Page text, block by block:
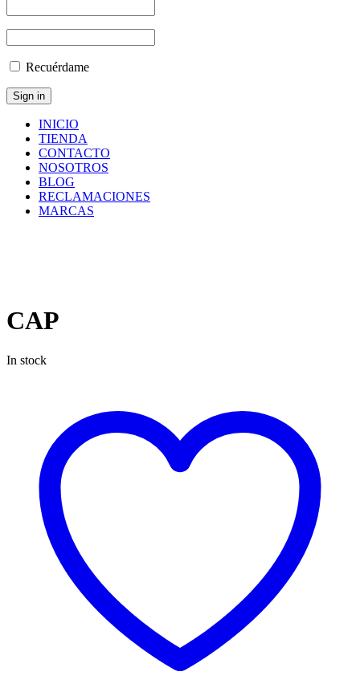
Recuérdame
INICIO
TIENDA
CONTACTO
NOSOTROS
BLOG
RECLAMACIONES
MARCAS
CAP
In stock